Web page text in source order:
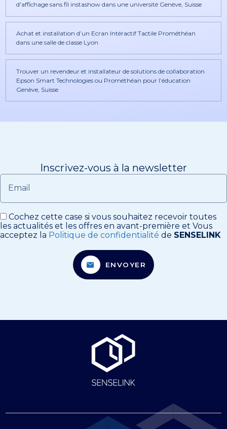
d'affichage sans fil instashow dans une université Genève, Suisse
Achat et installation d’un Ecran Intéractif Tactile Prométhéan
dans une salle de classe Lyon
Trouver un revendeur et installateur de solutions de collaboration
Epson Smart Technologies ou Prométhéan pour l’éducation
Genève, Suisse
Inscrivez-vous à la newsletter
Email
Cochez cette case si vous souhaitez recevoir toutes
les actualités et les offres en avant-première et Vous
acceptez la Politique de confidentialité de SENSELINK
ENVOYER